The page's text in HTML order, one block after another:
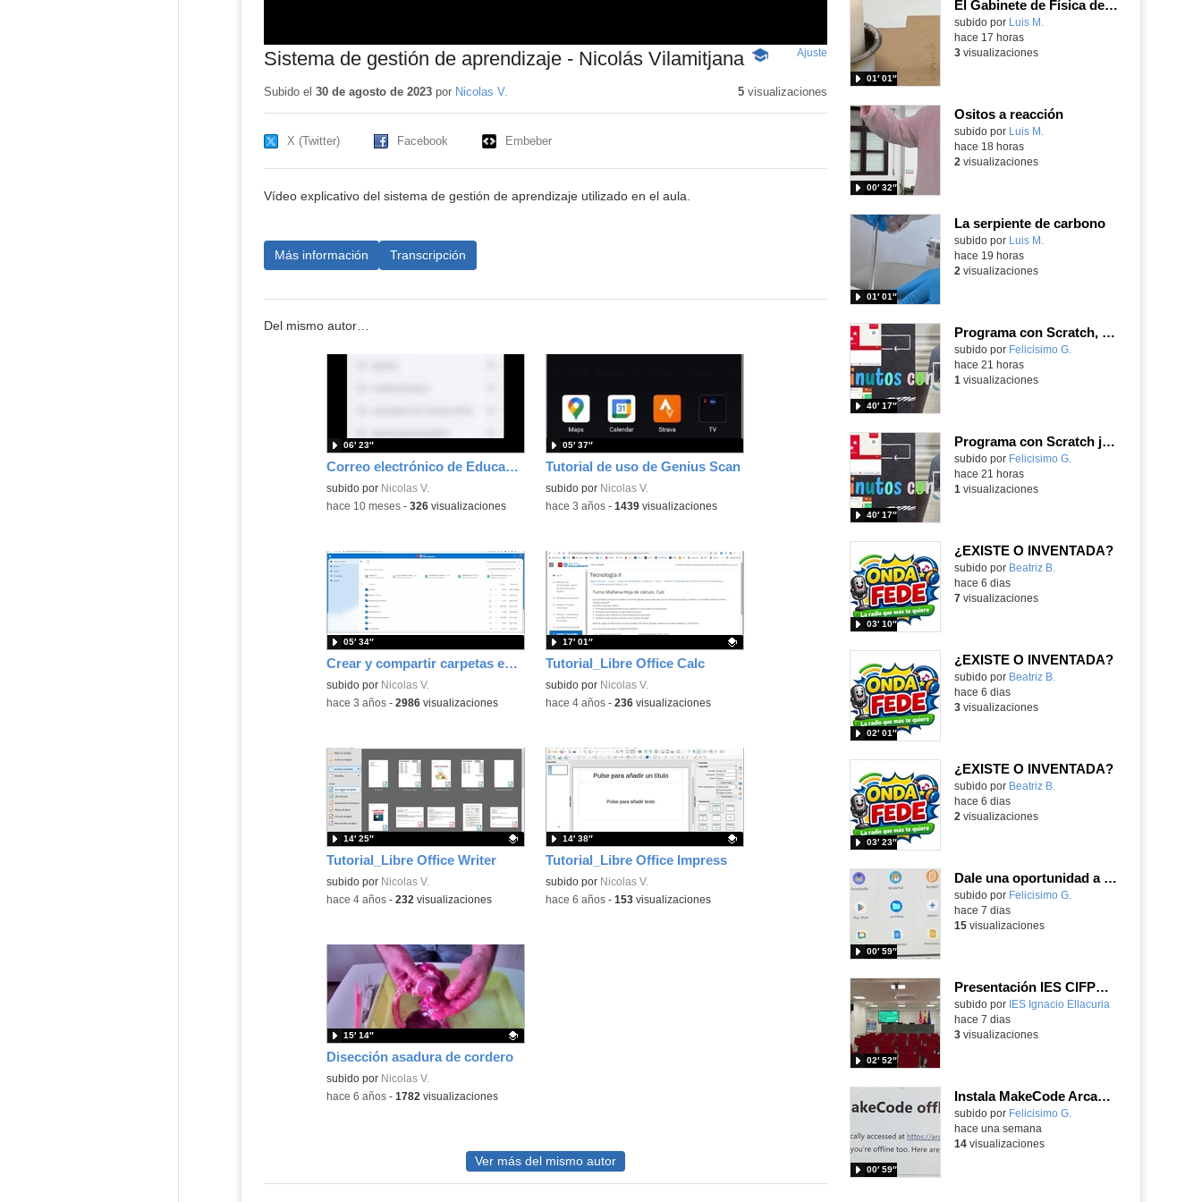
Sistema de gestión de aprendizaje - Nicolás Vilamitjana -
educativo
Ajuste
pantalla
Subido el 30 de agosto de 2023por Nicolas V. 5visualizaciones
X (Twitter) Facebook Embeber
Vídeo explicativo del sistema de gestión de aprendizaje utilizado en el aula.
Más información Transcripción
Del mismo autor…
Correo electrónico de EducaMadrid en el móvil
subido por Nicolas V.
06′ 23″
-hace 10 meses- 326visualizaciones
Tutorial de uso de Genius Scan
subido por Nicolas V.
05′ 37″
-hace 3 años- 1439visualizaciones
Crear y compartir carpetas en CLOUD
subido por Nicolas V.
05′ 34″
-hace 3 años- 2986visualizaciones
Tutorial_Libre Office Calc
Contenido educativo.
subido por Nicolas V.
17′ 01″
-hace 4 años- 236visualizaciones
Tutorial_Libre Office Writer
Contenido educativo.
subido por Nicolas V.
14′ 25″
-hace 4 años- 232 visualizaciones
Tutorial_Libre Office Impress
Contenido educativo.
subido por Nicolas V.
14′ 38″
-hace 6 años- 153visualizaciones
Disección asadura de cordero
Contenido educativo.
subido por Nicolas V.
15′ 14″
-hace 6 años- 1782 visualizaciones
Ver más del mismo autor
El Gabinete de Física del IES Enrique Tierno Galván de Parla (Curso 25-26)
Contenido educativo.
subido por Luis M.
01′ 01″
hace 17 horas
3visualizaciones
Ositos a reacción
Contenido educativo.
subido por Luis M.
00′ 32″
hace 18 horas
2 visualizaciones
La serpiente de carbono
Contenido educativo.
subido por Luis M.
01′ 01″
hace 19 horas
2 visualizaciones
Programa con Scratch, 8 diferentes juegos para vivir la emoción de los partidos de España en el mundial 2026
Contenido educativo.
subido por Felicisimo G.
40′ 17″
hace 21 horas
1 visualizaciones
Programa con Scratch juegos con los partidos del mundial 2026 ganados por España
Contenido educativo.
subido por Felicisimo G.
40′ 17″
hace 21 horas
1 visualizaciones
¿EXISTE O INVENTADA?
Contenido educativo.
subido por Beatriz B.
03′ 10″
hace 6 dias
7visualizaciones
¿EXISTE O INVENTADA?
Contenido educativo.
subido por Beatriz B.
02′ 01″
hace 6 dias
3visualizaciones
¿EXISTE O INVENTADA?
Contenido educativo.
subido por Beatriz B.
03′ 23″
hace 6 dias
2 visualizaciones
Dale una oportunidad a los Chromebooks y utiliza un proyector para realizar talleres si no tienes pantallas táctiles
Contenido educativo.
subido por Felicisimo G.
00′ 59″
hace 7 dias
15visualizaciones
Presentación IES CIFPD Ignacio Ellacuría
Contenido educativo.
subido por IES Ignacio Ellacuria
02′ 52″
hace 7 dias
3visualizaciones
Instala MakeCode Arcade para trabajar offline en tu tablet, ordenador, Chromebook
Contenido educativo.
subido por Felicisimo G.
00′ 59″
hace una semana
14visualizaciones